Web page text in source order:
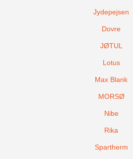
Jydepejsen
Dovre
JØTUL
Lotus
Max Blank
MORSØ
Nibe
Rika
Spartherm